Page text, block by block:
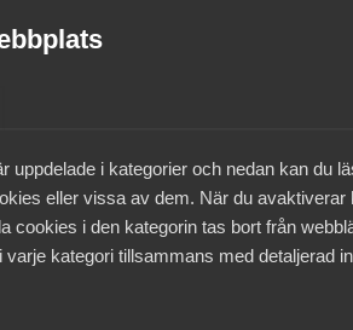
uppdelade i kategorier och nedan kan du
eller vissa av dem. När du avaktiverar
cookies i den kategorin tas bort från
kategori tillsammans med detaljerad
varje kalendermånad i minst 96
under pågående anställning
rådgivning och förstärkt
omfattas av kollektivavtal eller
finns att läsa på